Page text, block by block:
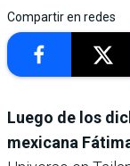
Compartir en redes
Luego de los
mexicana